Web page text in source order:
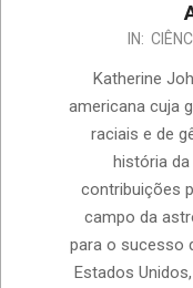
IN:
Katherine
americana cuja
raciais e de
história
contribuições
campo da
para o sucesso
Estados